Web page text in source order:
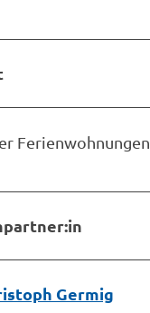
Ferienwohnungen
Germig